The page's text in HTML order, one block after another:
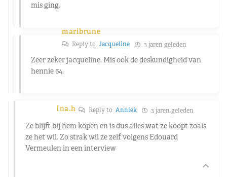
mis ging.
maribrune
Reply to Jacqueline 3 jaren geleden
Zeer zeker jacqueline. Mis ook de deskundigheid van
hennie 64.
Ina.h Reply to Anniek 3 jaren geleden
Ze blijft bij hem kopen en is dus alles wat ze koopt zoals
ze het wil. Zo strak wil ze zelf volgens Edouard
Vermeulen in een interview